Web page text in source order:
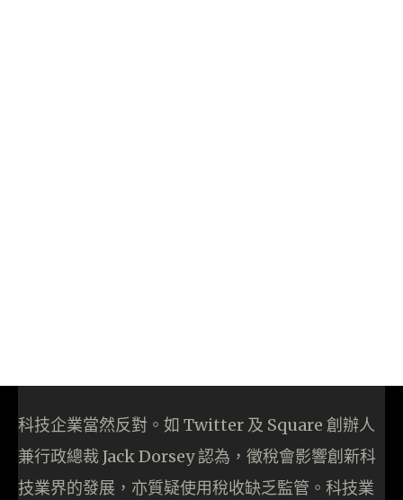
科技企業當然反對。如 Twitter 及 Square 創辦人
兼行政總裁 Jack Dorsey 認為，徵稅會影響創新科
技業界的發展，亦質疑使用稅收缺乏監管。科技業